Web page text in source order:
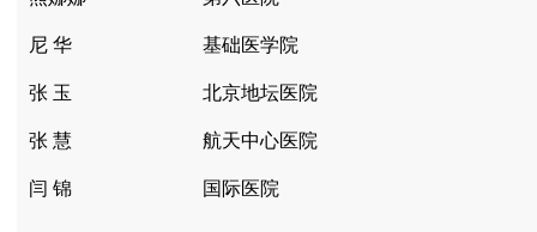
尼 华 基础医学院
张 玉 北京地坛医院
张 慧 航天中心医院
闫 锦 国际医院